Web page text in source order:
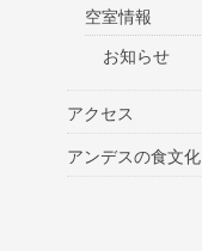
空室情報
お知らせ
アクセス
アンデスの食文化